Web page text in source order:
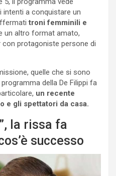
a conquistare un
troni femminili e
un altro format amato,
con protagoniste persone di
quelle che si sono
della De Filippi fa
un recente
e gli spettatori da casa.
la rissa fa
successo